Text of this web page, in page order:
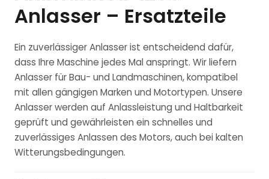
Anlasser – Ersatzteile
Ein zuverlässiger Anlasser ist entscheidend dafür,
dass Ihre Maschine jedes Mal anspringt. Wir liefern
Anlasser für Bau- und Landmaschinen, kompatibel
mit allen gängigen Marken und Motortypen. Unsere
Anlasser werden auf Anlassleistung und Haltbarkeit
geprüft und gewährleisten ein schnelles und
zuverlässiges Anlassen des Motors, auch bei kalten
Witterungsbedingungen.